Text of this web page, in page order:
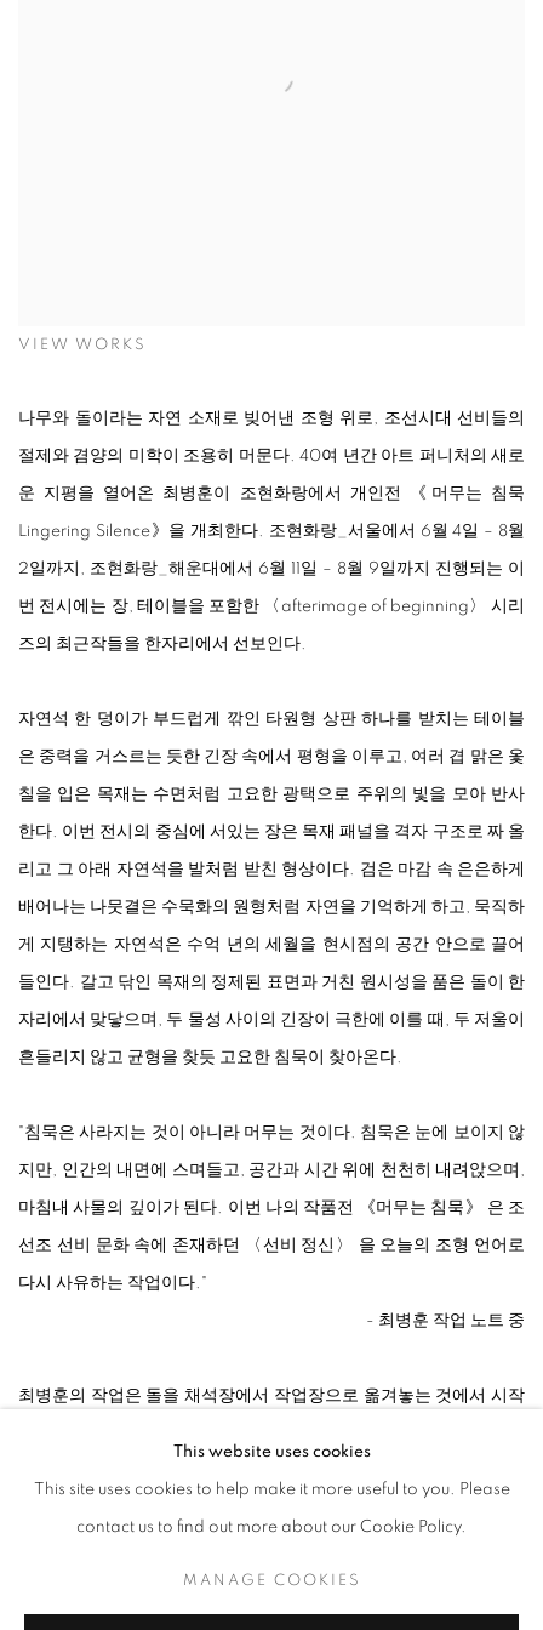
VIEW WORKS
나무와 돌이라는 자연 소재로 빚어낸 조형 위로, 조선시대 선비들의
절제와 겸양의 미학이 조용히 머문다. 40여 년간 아트 퍼니처의 새로
운 지평을 열어온 최병훈이 조현화랑에서 개인전 《머무는 침묵
Lingering Silence》을 개최한다. 조현화랑_서울에서 6월 4일 – 8월
2일까지, 조현화랑_해운대에서 6월 11일 – 8월 9일까지 진행되는 이
번 전시에는 장, 테이블을 포함한 〈afterimage of beginning〉 시리
즈의 최근작들을 한자리에서 선보인다.
자연석 한 덩이가 부드럽게 깎인 타원형 상판 하나를 받치는 테이블
은 중력을 거스르는 듯한 긴장 속에서 평형을 이루고, 여러 겹 맑은 옻
칠을 입은 목재는 수면처럼 고요한 광택으로 주위의 빛을 모아 반사
한다. 이번 전시의 중심에 서있는 장은 목재 패널을 격자 구조로 짜 올
리고 그 아래 자연석을 발처럼 받친 형상이다. 검은 마감 속 은은하게
배어나는 나뭇결은 수묵화의 원형처럼 자연을 기억하게 하고, 묵직하
게 지탱하는 자연석은 수억 년의 세월을 현시점의 공간 안으로 끌어
들인다. 갈고 닦인 목재의 정제된 표면과 거친 원시성을 품은 돌이 한
자리에서 맞닿으며, 두 물성 사이의 긴장이 극한에 이를 때, 두 저울이
흔들리지 않고 균형을 찾듯 고요한 침묵이 찾아온다.
"침묵은 사라지는 것이 아니라 머무는 것이다. 침묵은 눈에 보이지 않
지만, 인간의 내면에 스며들고, 공간과 시간 위에 천천히 내려앉으며,
마침내 사물의 깊이가 된다. 이번 나의 작품전 《머무는 침묵》 은 조
선조 선비 문화 속에 존재하던 〈선비 정신〉 을 오늘의 조형 언어로
다시 사유하는 작업이다."
- 최병훈 작업 노트 중
최병훈의 작업은 돌을 채석장에서 작업장으로 옮겨놓는 것에서 시작
르기보다, 재료가 스스로 드러날 수 있도록 기다리고 거드는 것. 이러
This website uses cookies
This site uses cookies to help make it more useful to you. Please
contact us to find out more about our Cookie Policy.
MANAGE COOKIES